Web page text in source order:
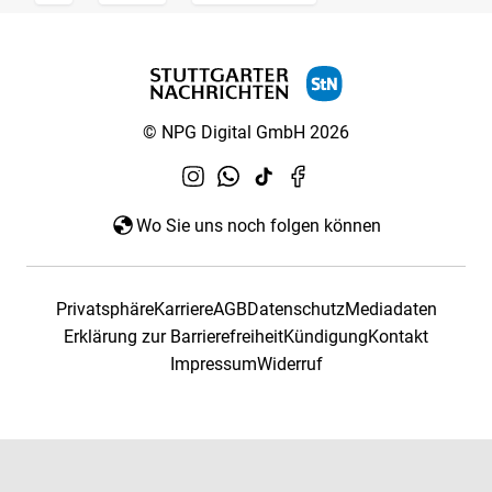
© NPG Digital GmbH 2026
Wo Sie uns noch folgen können
PrivatsphäreKarriereAGBDatenschutzMediadaten
Erklärung zur BarrierefreiheitKündigungKontakt
ImpressumWiderruf